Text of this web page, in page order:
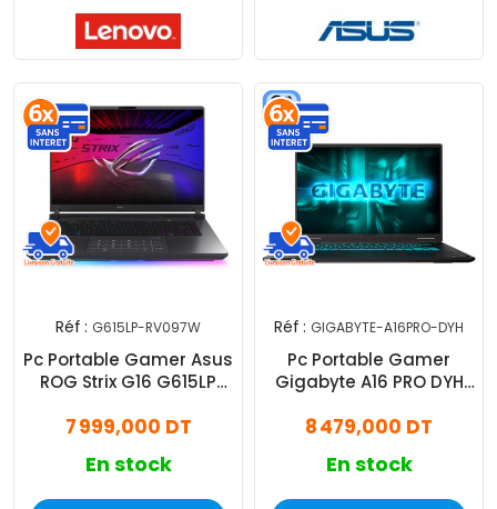
Réf : G615LP-RV097W
Pc Portable Gamer Asus
ROG Strix G16 G615LP
SSD RTX 5070 Windows 11
7 999,000 DT
En stock
Réf : GIGABYTE-A16PRO-DYH
Pc Portable Gamer
Gigabyte A16 PRO DYH
1To SSD RTX 5080
8 479,000 DT
En stock